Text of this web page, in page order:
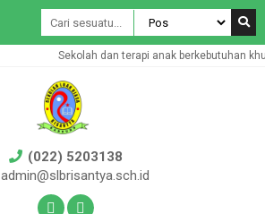
Sekolah dan terapi anak berkebutuhan
(022) 5203138
admin@slbrisantya.sch.id